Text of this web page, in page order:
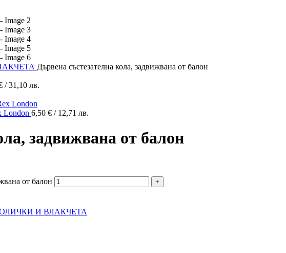
Дървена състезателна кола, задвижвана от балон
/ 31,10 лв.
London 6,50 € / 12,71 лв.
задвижвана от балон
от балон
И ВЛАКЧЕТА